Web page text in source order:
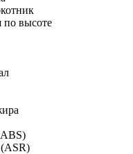
по высоте